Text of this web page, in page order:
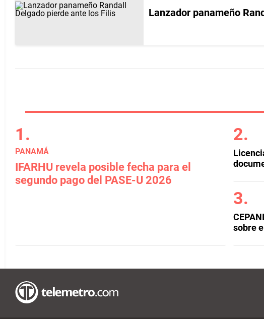
Lanzador panameño
PANAMÁ
IFARHU revela posible fecha para el
segundo pago del PASE-U 2026
sobre